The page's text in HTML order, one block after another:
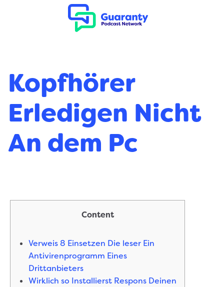
Kopfhörer
Erledigen Nicht
An dem Pc
Content
Verweis 8 Einsetzen Die leser Ein
Antivirenprogramm Eines
Drittanbieters
Wirklich so Installierst Respons Deinen